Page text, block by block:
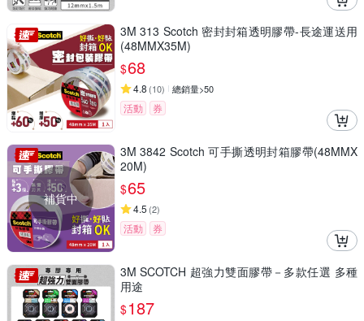
3M 313 Scotch 密封封箱透明膠帶-長途運送用
(48MMX35M)
$68
4.8 (10) 總銷量>50
活動 券
補貨中
3M 3842 Scotch 可手撕透明封箱膠帶(48MMX
20M)
$65
4.5 (2)
活動 券
3M SCOTCH 超強力雙面膠帶－多款任選 多種
用途
$187